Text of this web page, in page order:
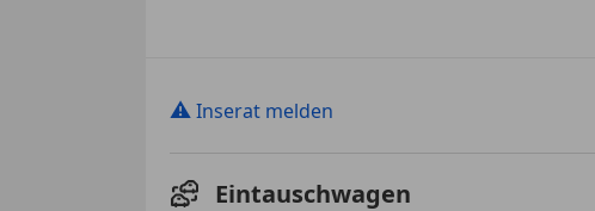
⚠ Inserat melden
Eintauschwagen